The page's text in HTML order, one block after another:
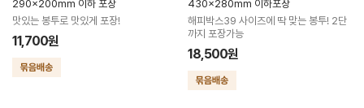
290x200mm 이하 포장
맛있는 봉투로 맛있게 포장!
11,700원
430x280mm 이하포장
해피박스39 사이즈에 딱 맞는 봉투! 2단
까지 포장가능
18,500원